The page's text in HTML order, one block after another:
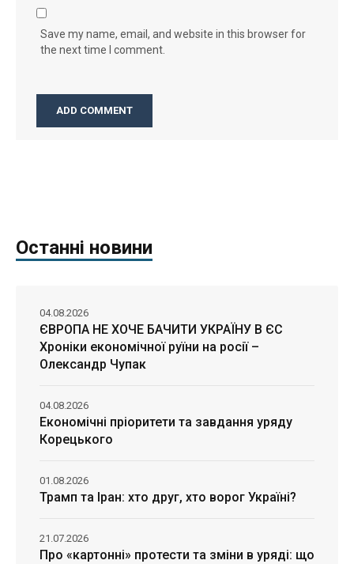
Save my name, email, and website in this browser for
the next time I comment.
Останні новини
ЄВРОПА НЕ ХОЧЕ БАЧИТИ УКРАЇНУ В ЄС
Хроніки економічної руїни на росії –
Олександр Чупак
04.08.2026
Економічні пріоритети та завдання уряду
Корецького
04.08.2026
Трамп та Іран: хто друг, хто ворог Україні?
01.08.2026
Про «картонні» протести та зміни в уряді: що
21.07.2026